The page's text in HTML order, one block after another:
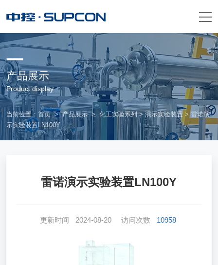
产品展示
Product display
当前位置：首页>产品展示>化工实验系列>演示实验装置 > 雷诺演
示实验装置LN100Y
雷诺演示实验装置LN100Y
更新时间 2024-08-20 访问次数 10958